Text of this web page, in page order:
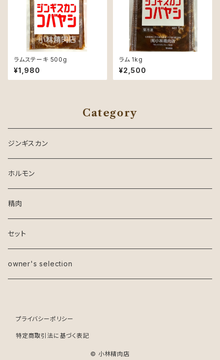
ラムステーキ 500g
¥1,980
ラム 1kg
¥2,500
Category
ジンギスカン
ホルモン
精肉
セット
owner's selection
プライバシーポリシー
特定商取引法に基づく表記
© 小林精肉店